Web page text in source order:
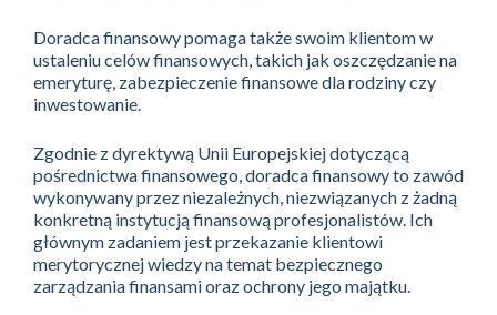
Doradca finansowy pomaga także swoim klientom w
ustaleniu celów finansowych, takich jak oszczędzanie na
emeryturę, zabezpieczenie finansowe dla rodziny czy
inwestowanie.
Zgodnie z dyrektywą Unii Europejskiej dotyczącą
pośrednictwa finansowego, doradca finansowy to zawód
wykonywany przez niezależnych, niezwiązanych z żadną
konkretną instytucją finansową profesjonalistów. Ich
głównym zadaniem jest przekazanie klientowi
merytorycznej wiedzy na temat bezpiecznego
zarządzania finansami oraz ochrony jego majątku.